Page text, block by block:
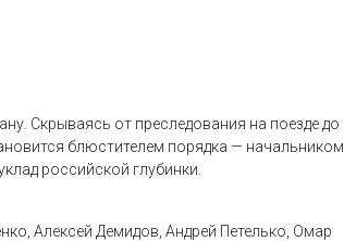
Скрываясь от преследования на поезде до
блюстителем порядка — начальником
российской глубинки.
Алексей Демидов, Андрей Петелько, Омар